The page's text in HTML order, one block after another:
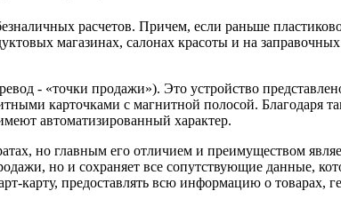
расчетов. Причем, если раньше
магазинах, салонах красоты и на
- «точки продажи»). Это устройство
карточками с магнитной полосой. Благодаря
автоматизированный характер.
но главным его отличием и преимуществом
но и сохраняет все сопутствующие данные,
карту, предоставлять всю информацию о товарах,